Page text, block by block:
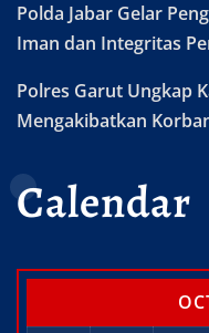
Polda Jabar Gelar
Iman dan Integritas
Polres Garut Ungkap
Mengakibatkan
Calendar